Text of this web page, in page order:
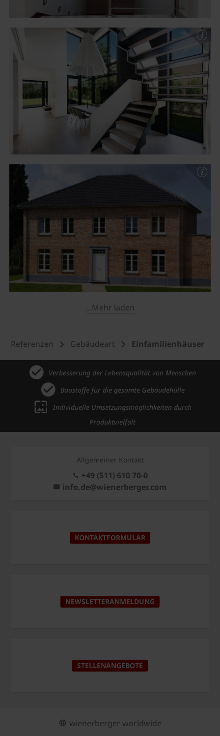
...Mehr laden
Referenzen Gebäudeart Einfamilienhäuser
Verbesserung der Lebensqualität von Menschen
Baustoffe für die gesamte Gebäudehülle
Individuelle Umsetzungsmöglichkeiten durch
Produktvielfalt
Allgemeiner Kontakt
+49 (511) 610 70-0
info.de@wienerberger.com
KONTAKTFORMULAR
NEWSLETTERANMELDUNG
STELLENANGEBOTE
wienerberger worldwide